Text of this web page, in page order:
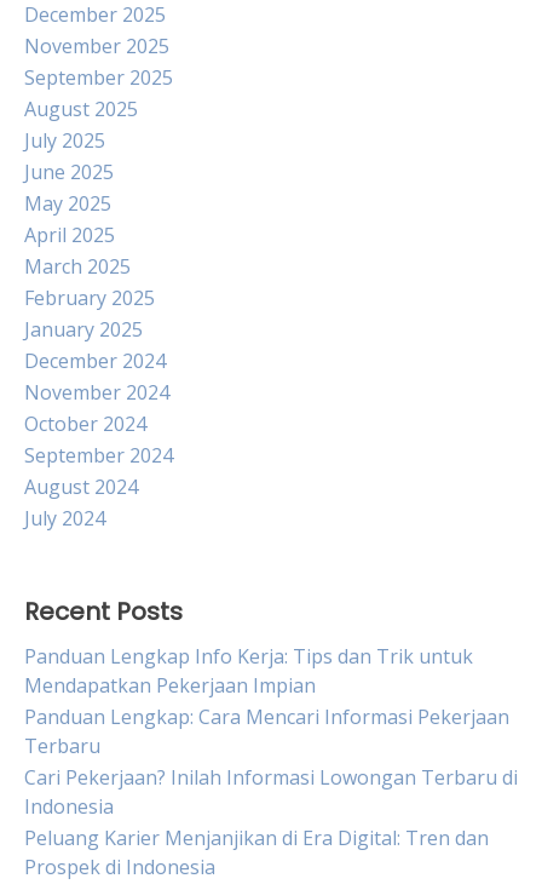
December 2025
November 2025
September 2025
August 2025
July 2025
June 2025
May 2025
April 2025
March 2025
February 2025
January 2025
December 2024
November 2024
October 2024
September 2024
August 2024
July 2024
Recent Posts
Panduan Lengkap Info Kerja: Tips dan Trik untuk
Mendapatkan Pekerjaan Impian
Panduan Lengkap: Cara Mencari Informasi Pekerjaan
Terbaru
Cari Pekerjaan? Inilah Informasi Lowongan Terbaru di
Indonesia
Peluang Karier Menjanjikan di Era Digital: Tren dan
Prospek di Indonesia